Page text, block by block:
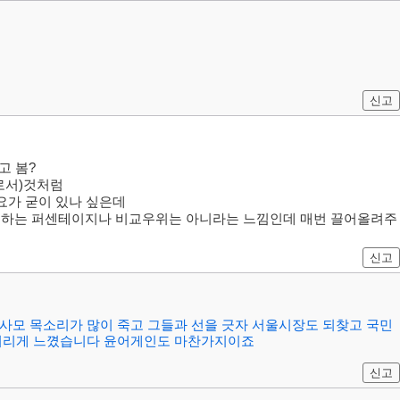
신고
봄?
서)것처럼
굳이 있나 싶은데
는 퍼센테이지나 비교우위는 아니라는 느낌인데 매번 끌어올려주
신고
목소리가 많이 죽고 그들과 선을 긋자 서울시장도 되찾고 국민
게 느꼈습니다 윤어게인도 마찬가지이죠
신고